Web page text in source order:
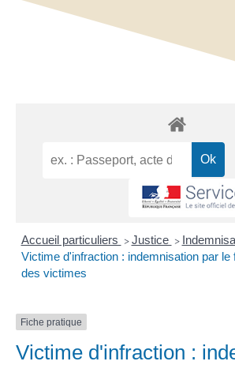
Accueil particuliers > Justice >
Victime d'infraction : indemnisation par le
des victimes
Fiche pratique
Victime d'infraction :